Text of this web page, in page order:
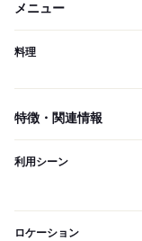
メニュー
料理
特徴・関連情報
利用シーン
ロケーション